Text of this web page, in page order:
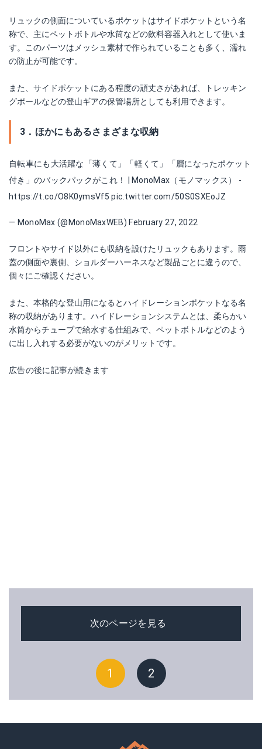
リュックの側面についているポケットはサイドポケットという名
称で、主にペットボトルや水筒などの飲料容器入れとして使いま
す。このパーツはメッシュ素材で作られていることも多く、濡れ
の防止が可能です。
また、サイドポケットにある程度の頑丈さがあれば、トレッキン
グポールなどの登山ギアの保管場所としても利用できます。
3．ほかにもあるさまざまな収納
自転車にも大活躍な「薄くて」「軽くて」「層になったポケット
付き」のバックパックがこれ！ | MonoMax（モノマックス） -
https://t.co/O8K0ymsVf5 pic.twitter.com/50S0SXEoJZ
— MonoMax (@MonoMaxWEB) February 27, 2022
フロントやサイド以外にも収納を設けたリュックもあります。雨
蓋の側面や裏側、ショルダーハーネスなど製品ごとに違うので、
個々にご確認ください。
また、本格的な登山用になるとハイドレーションポケットなる名
称の収納があります。ハイドレーションシステムとは、柔らかい
水筒からチューブで給水する仕組みで、ペットボトルなどのよう
に出し入れする必要がないのがメリットです。
広告の後に記事が続きます
次のページを見る
1 2